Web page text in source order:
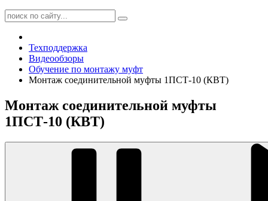
Техподдержка
Видеообзоры
Обучение по монтажу муфт
Монтаж соединительной муфты 1ПСТ-10 (КВТ)
Монтаж соединительной муфты
1ПСТ-10 (КВТ)